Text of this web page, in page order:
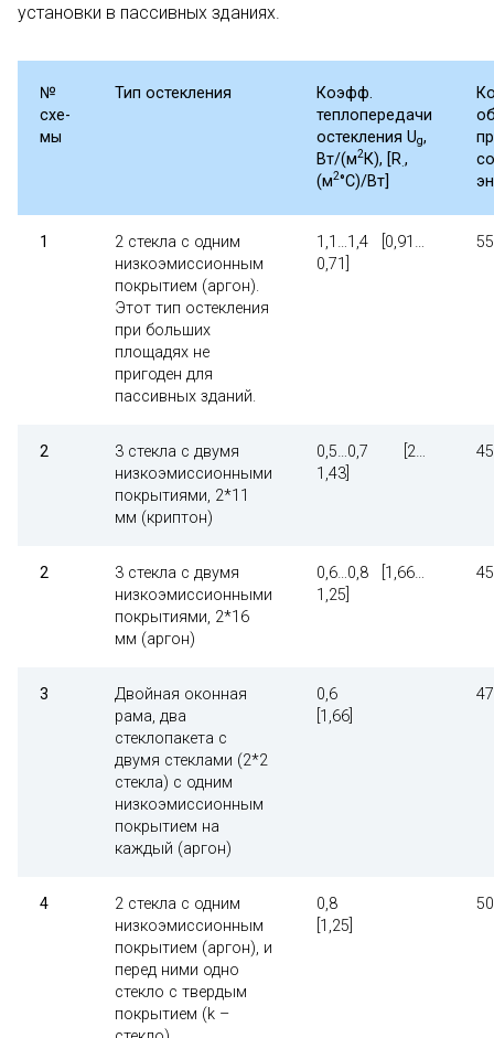
установки в пассивных зданиях.
№
схе-
мы
Тип остекления
Коэфф.
теплопередачи
остекления Ug,
Вт/(м2К), [R.,
(м2°С)/Вт]
1
2 стекла с одним
низкоэмиссионным
покрытием (аргон).
Этот тип остекления
при больших
площадях не
пригоден для
пассивных зданий.
1,1…1,4 [0,91…
0,71]
2
3 стекла с двумя
низкоэмиссионными
покрытиями, 2*11
мм (криптон)
0,5…0,7 [2…
1,43]
2
3 стекла с двумя
низкоэмиссионными
покрытиями, 2*16
мм (аргон)
0,6…0,8 [1,66…
1,25]
3
Двойная оконная
рама, два
стеклопакета с
двумя стеклами (2*2
стекла) с одним
низкоэмиссионным
покрытием на
каждый (аргон)
0,6
[1,66]
4
2 стекла с одним
низкоэмиссионным
покрытием (аргон), и
перед ними одно
стекло с твердым
покрытием (k –
0,8
[1,25]